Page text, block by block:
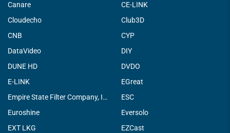
Canare
CE-LINK
Cloudecho
Club3D
CNB
CYP
DataVideo
DIY
DUNE HD
DVDO
E-LINK
EGreat
Empire State Filter Company, INC.
ESC
Euroshine
Eversolo
EXT LKG
EZCast